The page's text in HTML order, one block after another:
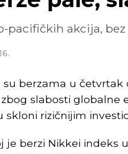
pacifičkih akcija,
su berzama u
slabosti
skloni rizičnijim
je berzi Nikkei indeks